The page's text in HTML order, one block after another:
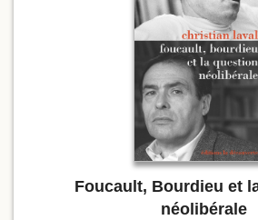
Foucault, Bourdieu et
néolibérale